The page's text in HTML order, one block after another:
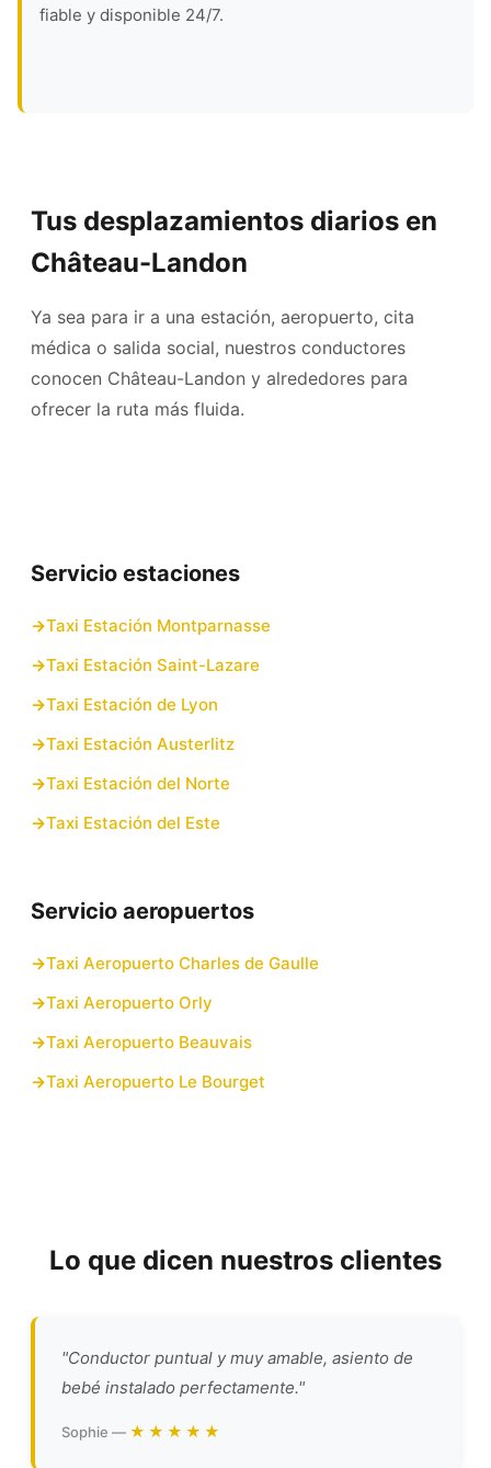
fiable y disponible 24/7.
Tus desplazamientos diarios en
Château-Landon
Ya sea para ir a una estación, aeropuerto, cita
médica o salida social, nuestros conductores
conocen Château-Landon y alrededores para
ofrecer la ruta más fluida.
Servicio estaciones
Taxi Estación Montparnasse
Taxi Estación Saint-Lazare
Taxi Estación de Lyon
Taxi Estación Austerlitz
Taxi Estación del Norte
Taxi Estación del Este
Servicio aeropuertos
Taxi Aeropuerto Charles de Gaulle
Taxi Aeropuerto Orly
Taxi Aeropuerto Beauvais
Taxi Aeropuerto Le Bourget
Lo que dicen nuestros clientes
"Conductor puntual y muy amable, asiento de
bebé instalado perfectamente."
Sophie — ★★★★★